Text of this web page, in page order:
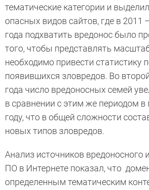
тематические категории и
опасных видов сайтов, где в 2011
года подхватить вредонос было
того, чтобы представлять
необходимо привести статистику
появившихся зловредов. Во
года число вредоносных семей
в сравнении с этим же периодом
году, что в общей сложности
новых типов зловредов.
Анализ источников вредоносного
ПО в Интернете показал, что
определенным тематическим